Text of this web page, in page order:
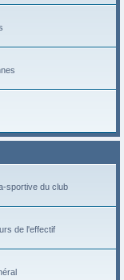
sportive du club
de l'effectif